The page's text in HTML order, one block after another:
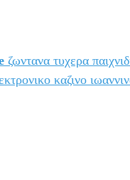
ζωντανα τυχερα
καζινο